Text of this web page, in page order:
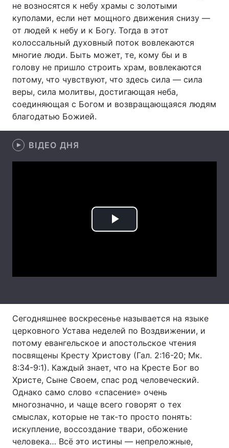
Спорт Наука
Техно і зв'язок Лайт
Зброя Інциденти
Здоров'я Туризм
Цікавинки Погода
Лонгріди
Вакансії
Тема оформлення
не возносятся к небу храмы с золотыми
куполами, если нет мощного движения снизу —
от людей к небу и к Богу. Тогда в этот
колоссальный духовный поток вовлекаются
многие люди. Быть может, те, кому бы и в
голову не пришло строить храм, вовлекаются
потому, что чувствуют, что здесь сила — сила
веры, сила молитвы, достигающая неба,
соединяющая с Богом и возвращающаяся людям
благодатью Божией.
ВІДЕО ДНЯ
Play
Сегодняшнее воскресенье называется на языке
церковного Устава неделей по Воздвижении, и
потому евангельское и апостольское чтения
посвящены Кресту Христову (Гал. 2:16-20; Мк.
8:34-9:1). Каждый знает, что на Кресте Бог во
Христе, Сыне Своем, спас род человеческий.
Однако само слово «спасение» очень
многозначно, и чаще всего говорят о тех
смыслах, которые не так-то просто понять:
искупление, воссоздание твари, обожение
человека… Всё это истины — непреложные,